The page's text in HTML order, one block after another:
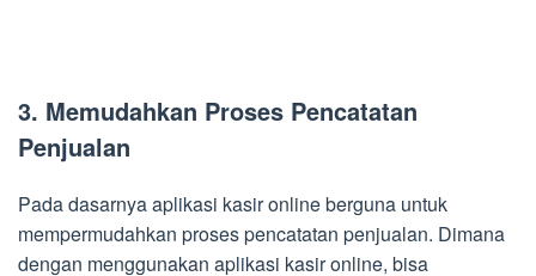
3. Memudahkan Proses Pencatatan
Penjualan
Pada dasarnya aplikasi kasir online berguna untuk
mempermudahkan proses pencatatan penjualan. Dimana
dengan menggunakan aplikasi kasir online, bisa